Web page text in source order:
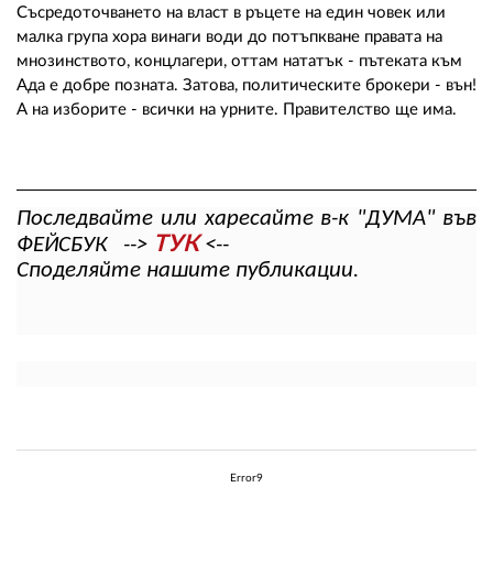
Съсредоточването на власт в ръцете на един човек или
малка група хора винаги води до потъпкване правата на
мнозинството, концлагери, оттам нататък - пътеката към
Ада е добре позната. Затова, политическите брокери - вън!
А на изборите - всички на урните. Правителство ще има.
Последвайте или харесайте в-к "ДУМА" във
ФЕЙСБУК --> ТУК<--
Споделяйте нашите публикации.
Error9